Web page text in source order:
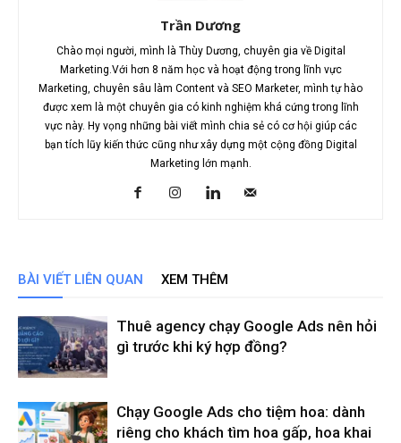
Trần Dương
Chào mọi người, mình là Thùy Dương, chuyên gia về Digital
Marketing.Với hơn 8 năm học và hoạt động trong lĩnh vực
Marketing, chuyên sâu làm Content và SEO Marketer, mình tự hào
được xem là một chuyên gia có kinh nghiệm khá cứng trong lĩnh
vực này. Hy vọng những bài viết mình chia sẻ có cơ hội giúp các
bạn tích lũy kiến thức cũng như xây dựng một cộng đồng Digital
Marketing lớn mạnh.
BÀI VIẾT LIÊN QUAN XEM THÊM
Thuê agency chạy Google Ads nên hỏi
gì trước khi ký hợp đồng?
Chạy Google Ads cho tiệm hoa: dành
riêng cho khách tìm hoa gấp, hoa khai